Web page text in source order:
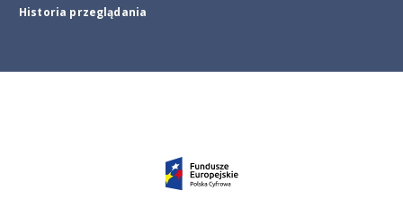
Historia przeglądania